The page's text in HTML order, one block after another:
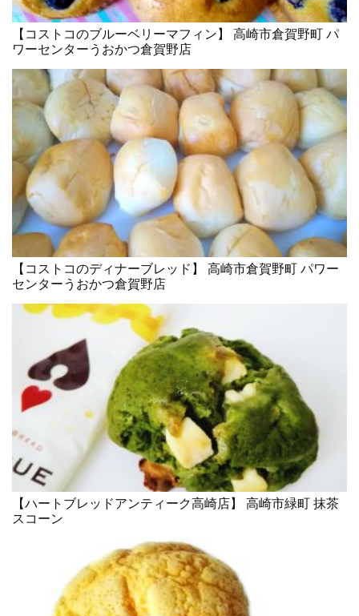
【コストコのブルーベリーマフィン】 高崎市倉賀野町 パ
ワーセンターうおかつ倉賀野店
【コストコのディナーブレッド】 高崎市倉賀野町 パワー
センターうおかつ倉賀野店
【ハートブレッドアンティーク高崎店】 高崎市緑町 抹茶
スコーン